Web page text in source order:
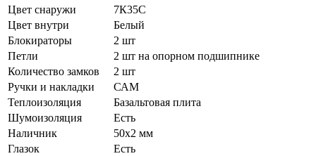
Цвет снаружи
7К35С
Цвет внутри
Белый
Блокираторы
2 шт
Петли
2 шт на опорном подшипнике
Количество замков
2 шт
Ручки и накладки
САМ
Теплоизоляция
Базальтовая плита
Шумоизоляция
Есть
Наличник
50х2 мм
Глазок
Есть